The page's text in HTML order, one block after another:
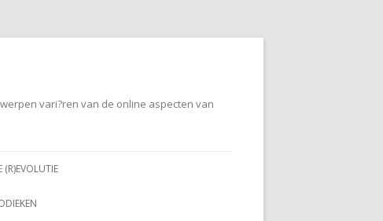
vari?ren van de online aspecten van